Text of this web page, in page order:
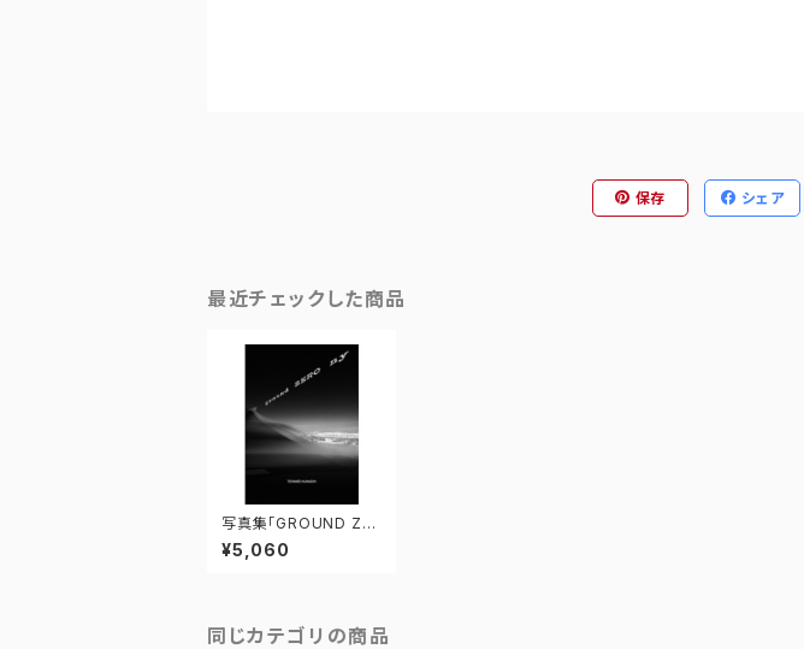
保存 シェア
最近チェックした商品
写真集「GROUND ZE
RO N.Y.」
¥5,060
同じカテゴリの商品